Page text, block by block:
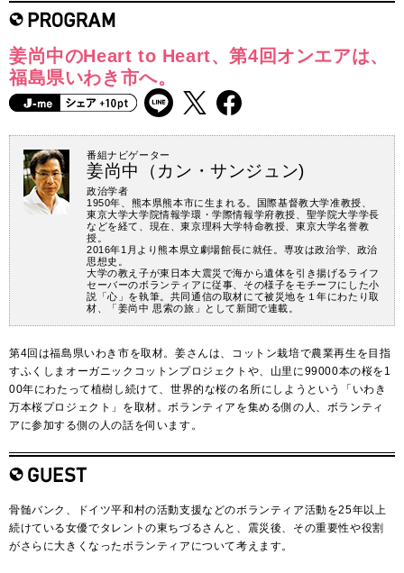
姜尚中のHeart to Heart、第4回オンエアは、
福島県いわき市へ。
番組ナビゲーター
姜尚中（カン・サンジュン)
政治学者
1950年、熊本県熊本市に生まれる。国際基督教大学准教授、
東京大学大学院情報学環・学際情報学府教授、聖学院大学学長
などを経て、現在、東京理科大学特命教授、東京大学名誉教
授。
2016年1月より熊本県立劇場館長に就任。専攻は政治学、政治
思想史。
大学の教え子が東日本大震災で海から遺体を引き揚げるライフ
セーバーのボランティアに従事、その様子をモチーフにした小
説「心」を執筆。共同通信の取材にて被災地を１年にわたり取
材、「姜尚中 思索の旅」として新聞で連載。
第4回は福島県いわき市を取材。姜さんは、コットン栽培で農業再生を目指
すふくしまオーガニックコットンプロジェクトや、山里に99000本の桜を1
00年にわたって植樹し続けて、世界的な桜の名所にしようという「いわき
万本桜プロジェクト」を取材。ボランティアを集める側の人、ボランティ
アに参加する側の人の話を伺います。
骨髄バンク、ドイツ平和村の活動支援などのボランティア活動を25年以上
続けている女優でタレントの東ちづるさんと、震災後、その重要性や役割
がさらに大きくなったボランティアについて考えます。